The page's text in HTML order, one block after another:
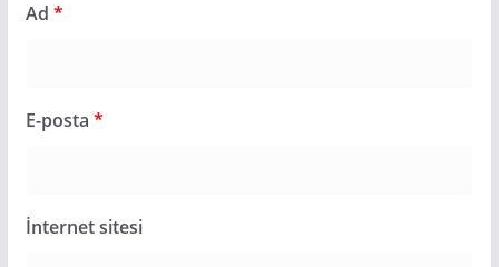
Ad *
E-posta *
İnternet sitesi